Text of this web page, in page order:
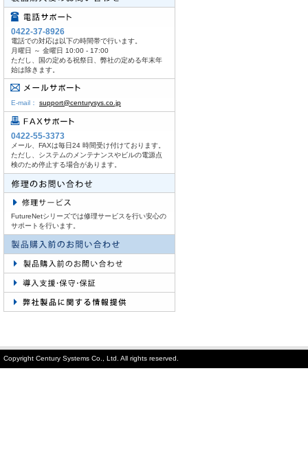
0422-37-8926
電話での対応は以下の時間帯で行います。
月曜日 ～ 金曜日 10:00 - 17:00
ただし、国の定める祝祭日、弊社の定める年末年
始は除きます。
E-mail： support@centurysys.co.jp
0422-55-3373
メール、FAXは毎日24 時間受け付けております。
ただし、システムのメンテナンスやビルの電源点
検のため停止する場合があります。
FutureNetシリーズでは修理サービスを行い安心の
サポートを行います。
Copyright Century Systems Co., Ltd. All rights reserved.